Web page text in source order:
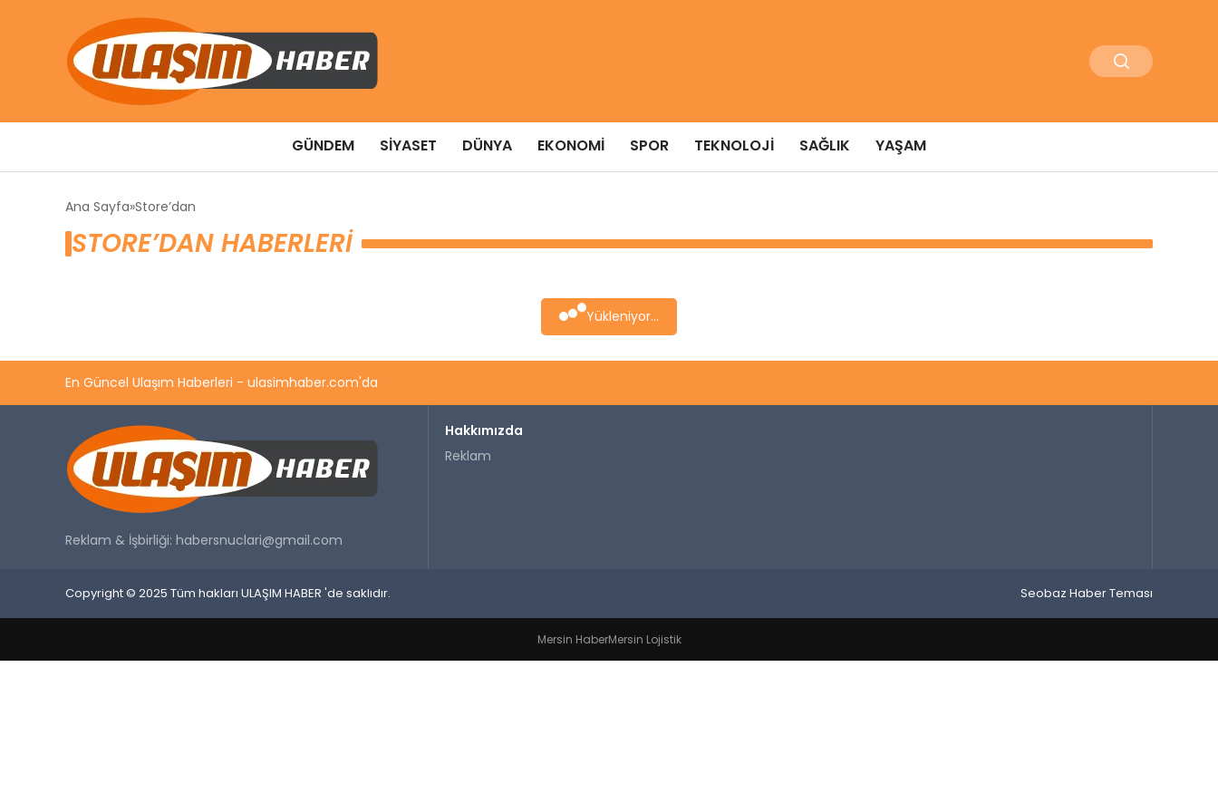
GÜNDEM SIYASET DÜNYA EKONOMI SPOR TEKNOLOJI SAĞLIK YAŞAM
Ana Sayfa Store’dan
STORE’DAN HABERLERI
Yükleniyor...
En Güncel Ulaşım Haberleri - ulasimhaber.com'da
Reklam & İşbirliği: habersnuclari@gmail.com
Hakkımızda
Reklam
Copyright © 2025 Tüm hakları ULAŞIM HABER 'de saklıdır. Seobaz Haber Teması
Mersin HaberMersin Lojistik